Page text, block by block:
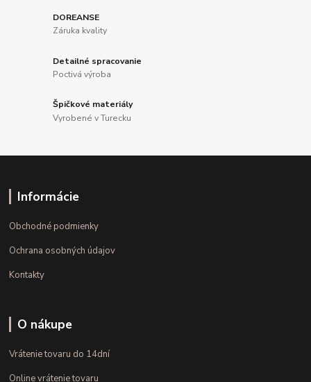
DOREANSE
Záruka kvality
Detailné spracovanie
Poctivá výroba
Špičkové materiály
Vyrobené v Turecku
Informácie
Obchodné podmienky
Ochrana osobných údajov
Kontakty
O nákupe
Vrátenie tovaru do 14dní
Online vrátenie tovaru